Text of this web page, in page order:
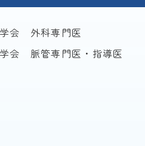
会 外科専門医
会 脈管専門医・指導医